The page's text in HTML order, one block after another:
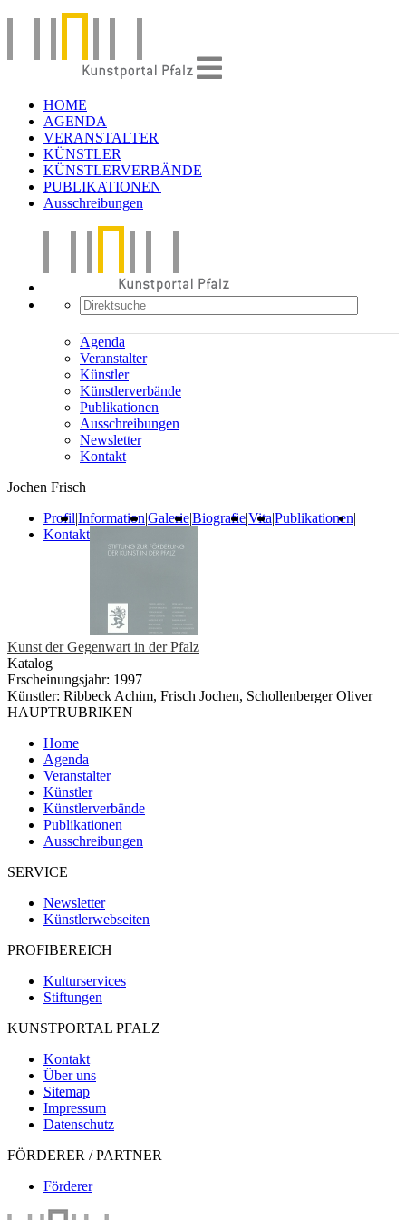
HOME
AGENDA
VERANSTALTER
KÜNSTLER
KÜNSTLERVERBÄNDE
PUBLIKATIONEN
Ausschreibungen
Agenda
Veranstalter
Künstler
Künstlerverbände
Publikationen
Ausschreibungen
Newsletter
Kontakt
Jochen Frisch
Profil|Information|Galerie|Biografie|Vita|Publikationen|
Kontakt
Kunst der Gegenwart in der Pfalz
Katalog
Erscheinungsjahr: 1997
Künstler: Ribbeck Achim, Frisch Jochen, Schollenberger Oliver
HAUPTRUBRIKEN
Home
Agenda
Veranstalter
Künstler
Künstlerverbände
Publikationen
Ausschreibungen
SERVICE
Newsletter
Künstlerwebseiten
PROFIBEREICH
Kulturservices
Stiftungen
KUNSTPORTAL PFALZ
Kontakt
Über uns
Sitemap
Impressum
Datenschutz
FÖRDERER / PARTNER
Förderer